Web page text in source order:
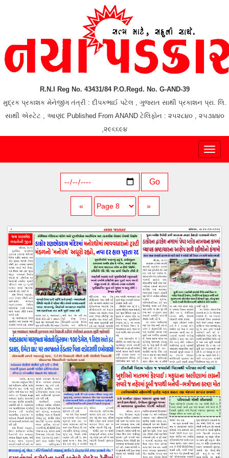
R.N.I Reg No. 43431/84 P.O.Regd. No. G-AND-39
મુદ્રક પ્રકાશક મેનેજીંગ તંત્રી : દીપકભાઈ પટેલ , ગુજરાત સાથી પ્રકાશન પ્રા. લિ.
સાથી એસ્ટેટ , આણંદ Published From ANAND ટેલિફોન : ૨૫૨૮૪૦ , ૨૫૩૪૪૦
,૨૯૬૬૯૪
Go
« »